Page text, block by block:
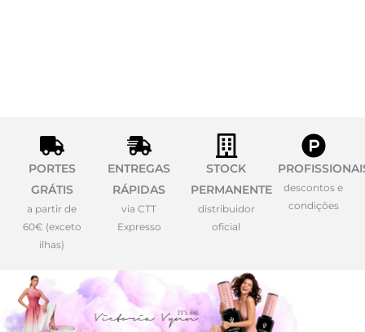
PORTES
GRÁTIS
a partir de
60€ (exceto
ilhas)
ENTREGAS
RÁPIDAS
via CTT
Expresso
STOCK
PERMANENTE
distribuidor
oficial
descontos e
condições